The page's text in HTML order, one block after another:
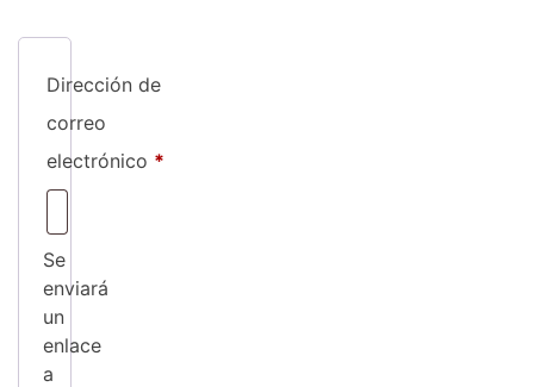
Dirección de
correo
electrónico *
Se
enviará
un
enlace
a